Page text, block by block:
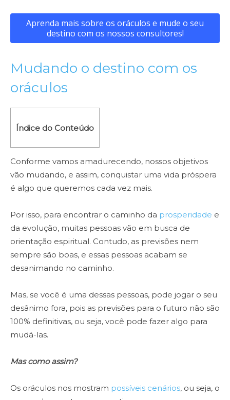
Aprenda mais sobre os oráculos e mude o seu
destino com os nossos consultores!
Mudando o destino com os
oráculos
Índice do Conteúdo
Conforme vamos amadurecendo, nossos objetivos
vão mudando, e assim, conquistar uma vida próspera
é algo que queremos cada vez mais.
Por isso, para encontrar o caminho da prosperidade e
da evolução, muitas pessoas vão em busca de
orientação espiritual. Contudo, as previsões nem
sempre são boas, e essas pessoas acabam se
desanimando no caminho.
Mas, se você é uma dessas pessoas, pode jogar o seu
desânimo fora, pois as previsões para o futuro não são
100% definitivas, ou seja, você pode fazer algo para
mudá-las.
Mas como assim?
Os oráculos nos mostram possíveis cenários, ou seja, o